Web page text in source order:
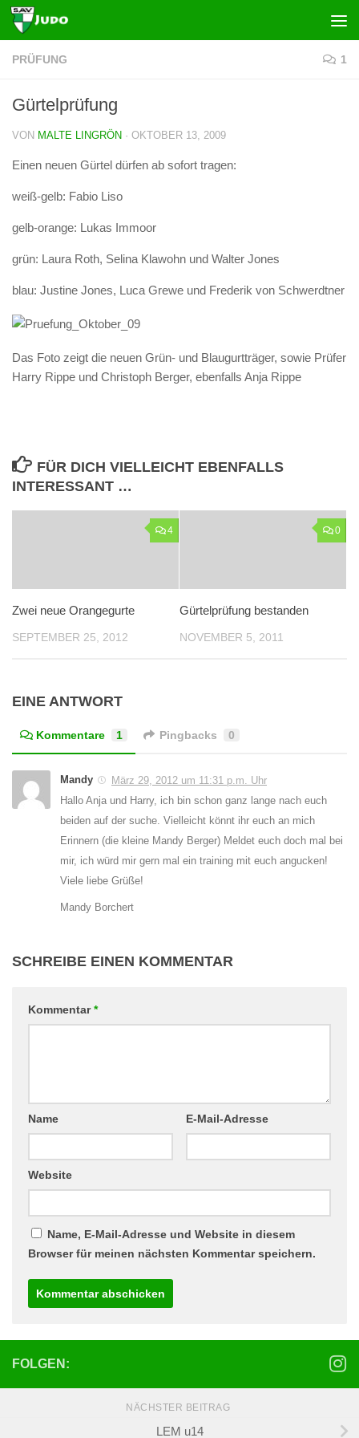
Zum Inhalt springen
PRÜFUNG 1
Gürtelprüfung
VON MALTE LINGRÖN · OKTOBER 13, 2009
Einen neuen Gürtel dürfen ab sofort tragen:
weiß-gelb: Fabio Liso
gelb-orange: Lukas Immoor
grün: Laura Roth, Selina Klawohn und Walter Jones
blau: Justine Jones, Luca Grewe und Frederik von Schwerdtner
Das Foto zeigt die neuen Grün- und Blaugurtträger, sowie Prüfer
Harry Rippe und Christoph Berger, ebenfalls Anja Rippe
FÜR DICH VIELLEICHT EBENFALLS
INTERESSANT …
4
Zwei neue Orangegurte
SEPTEMBER 25, 2012
0
Gürtelprüfung bestanden
NOVEMBER 5, 2011
EINE ANTWORT
Kommentare 1 Pingbacks 0
Mandy
März 29, 2012 um 11:31 p.m. Uhr
Hallo Anja und Harry, ich bin schon ganz lange nach euch
beiden auf der suche. Vielleicht könnt ihr euch an mich
Erinnern (die kleine Mandy Berger) Meldet euch doch mal bei
mir, ich würd mir gern mal ein training mit euch angucken!
Viele liebe Grüße!
Mandy Borchert
SCHREIBE EINEN KOMMENTAR
Kommentar*
Name E-Mail-Adresse
Website
Name, E-Mail-Adresse und Website in diesem
Browser für meinen nächsten Kommentar speichern.
FOLGEN:
NÄCHSTER BEITRAG
LEM u14